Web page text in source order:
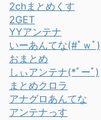
2chまとめくす
2GET
YYアンテナ
いーあんてな(#ﾟｗﾟ)
おまとめ
しぃアンテナ(*ﾟーﾟ)
まとめクロラ
アナグロあんてな
アンテナっす